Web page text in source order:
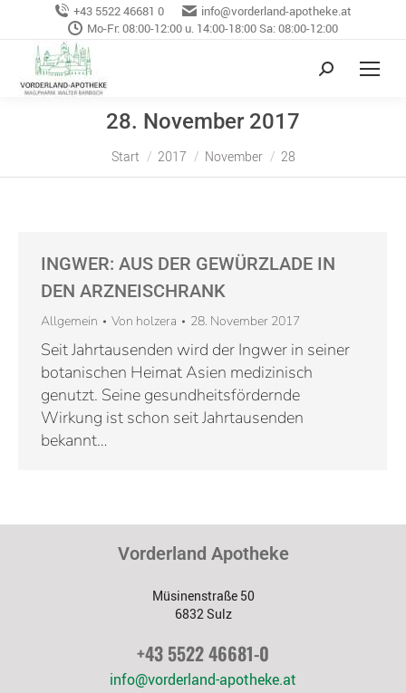
+43 5522 46681 0
info@vorderland-apotheke.at
Mo-Fr: 08:00-12:00 u. 14:00-18:00 Sa: 08:00-12:00
28. November 2017
Sie befinden sich hier:
Start 2017 November 28
INGWER: AUS DER GEWÜRZLADE IN
DEN ARZNEISCHRANK
Allgemein Von holzera 28. November 2017
Seit Jahrtausenden wird der Ingwer in seiner
botanischen Heimat Asien medizinisch
genutzt. Seine gesundheitsfördernde
Wirkung ist schon seit Jahrtausenden
bekannt…
Vorderland Apotheke
Müsinenstraße 50
6832 Sulz
+43 5522 46681-0
info@vorderland-apotheke.at